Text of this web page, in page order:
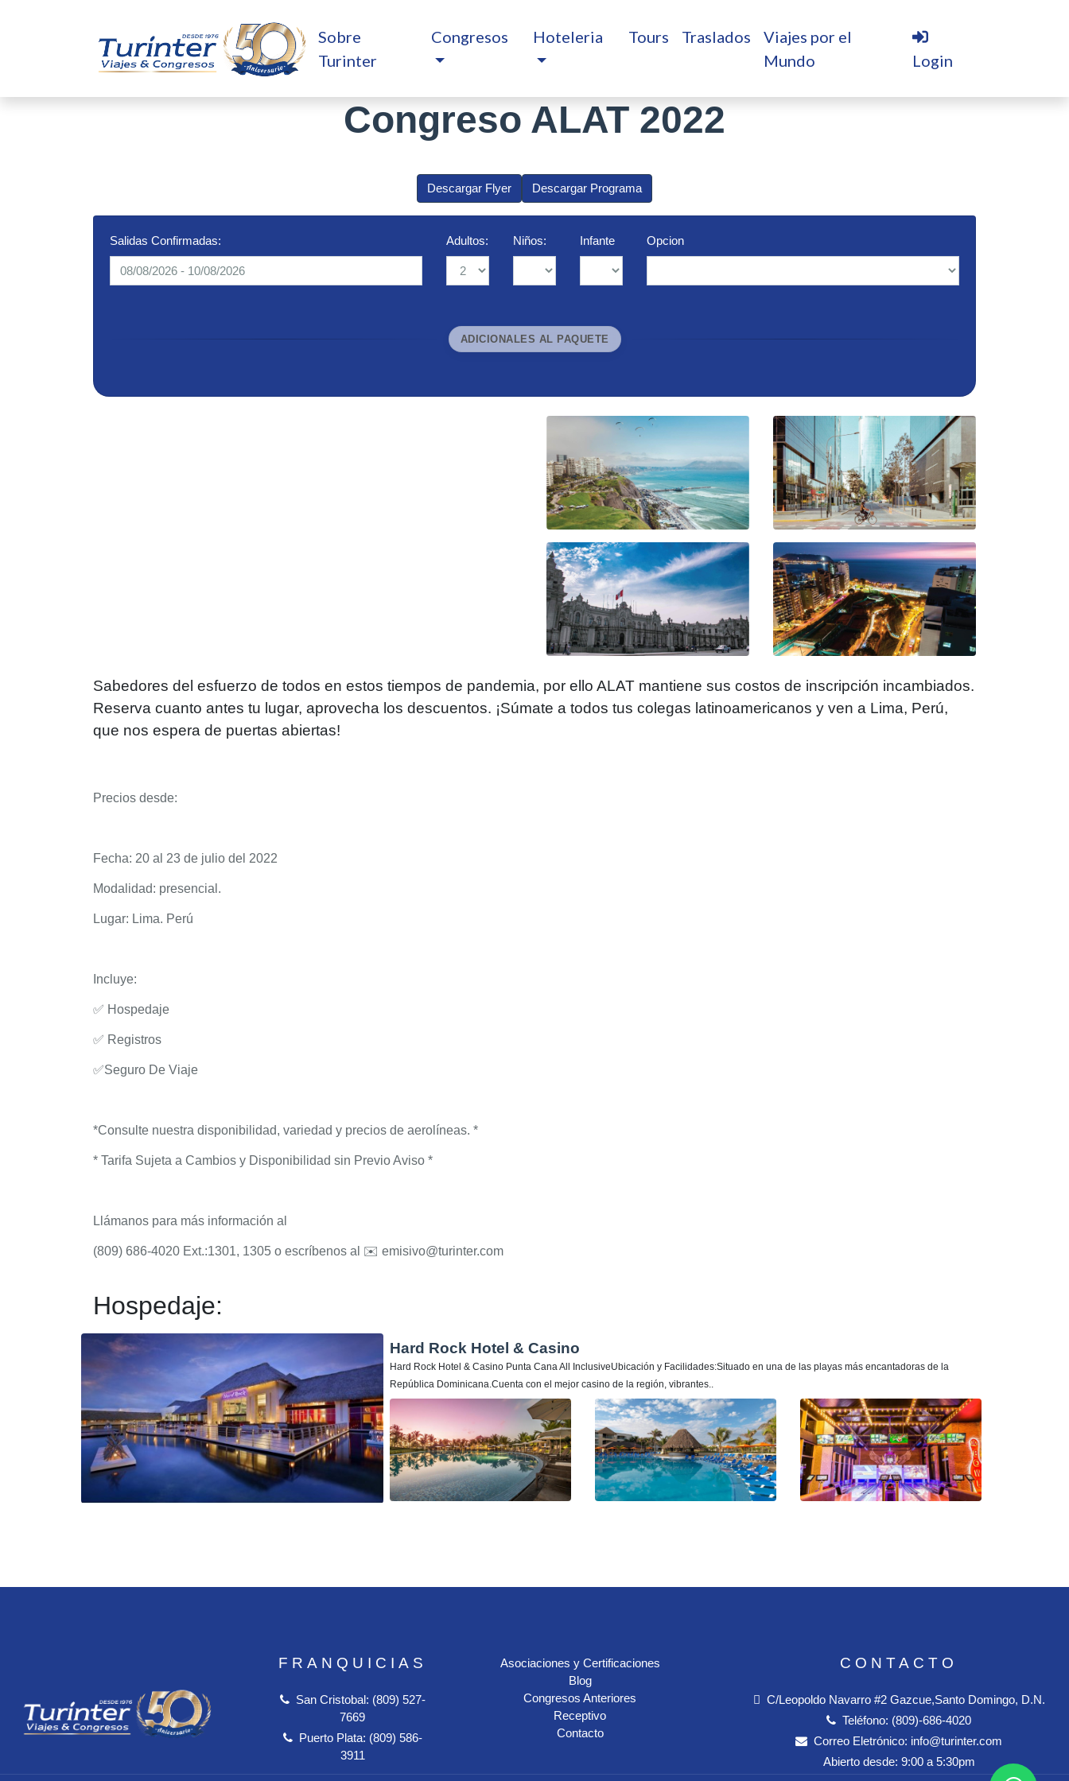
Sobre
Turinter
Congresos Hoteleria Tours Traslados
Viajes por el
Mundo
Login
Congreso ALAT 2022
Descargar Flyer Descargar Programa
Salidas Confirmadas: Adultos: Niños: Infante Opcion
ADICIONALES AL PAQUETE
Sabedores del esfuerzo de todos en estos tiempos de pandemia, por ello ALAT mantiene sus costos de inscripción incambiados.
Reserva cuanto antes tu lugar, aprovecha los descuentos. ¡Súmate a todos tus colegas latinoamericanos y ven a Lima, Perú,
que nos espera de puertas abiertas!
Precios desde:
Fecha: 20 al 23 de julio del 2022
Modalidad: presencial.
Lugar: Lima. Perú
Incluye:
✅ Hospedaje
✅ Registros
✅Seguro De Viaje
*Consulte nuestra disponibilidad, variedad y precios de aerolíneas. *
* Tarifa Sujeta a Cambios y Disponibilidad sin Previo Aviso *
Llámanos para más información al
(809) 686-4020 Ext.:1301, 1305 o escríbenos al ✉️ emisivo@turinter.com
Hospedaje:
Hard Rock Hotel & Casino
Hard Rock Hotel & Casino Punta Cana All InclusiveUbicación y Facilidades:Situado en una de las playas más encantadoras de la
República Dominicana.Cuenta con el mejor casino de la región, vibrantes..
FRANQUICIAS
San Cristobal: (809) 527-
7669
Puerto Plata: (809) 586-
3911
Asociaciones y Certificaciones
Blog
Congresos Anteriores
Receptivo
Contacto
CONTACTO
C/Leopoldo Navarro #2 Gazcue,Santo Domingo, D.N.
Teléfono: (809)-686-4020
Correo Eletrónico: info@turinter.com
Abierto desde: 9:00 a 5:30pm